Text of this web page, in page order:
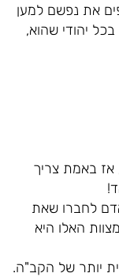
את נפשם למען
יהודי שהוא,
אז באמת צריך
לחברו שאת
האלו היא
יותר של הקב"ה.